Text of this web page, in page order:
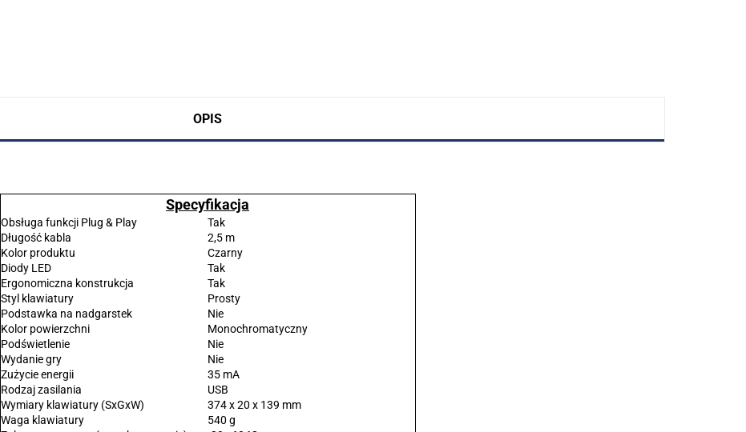
OPIS
Specyfikacja
Obsługa funkcji Plug & Play
Tak
Długość kabla
2,5 m
Kolor produktu
Czarny
Diody LED
Tak
Ergonomiczna konstrukcja
Tak
Styl klawiatury
Prosty
Podstawka na nadgarstek
Nie
Kolor powierzchni
Monochromatyczny
Podświetlenie
Nie
Wydanie gry
Nie
Zużycie energii
35 mA
Rodzaj zasilania
USB
Wymiary klawiatury (SxGxW)
374 x 20 x 139 mm
Waga klawiatury
540 g